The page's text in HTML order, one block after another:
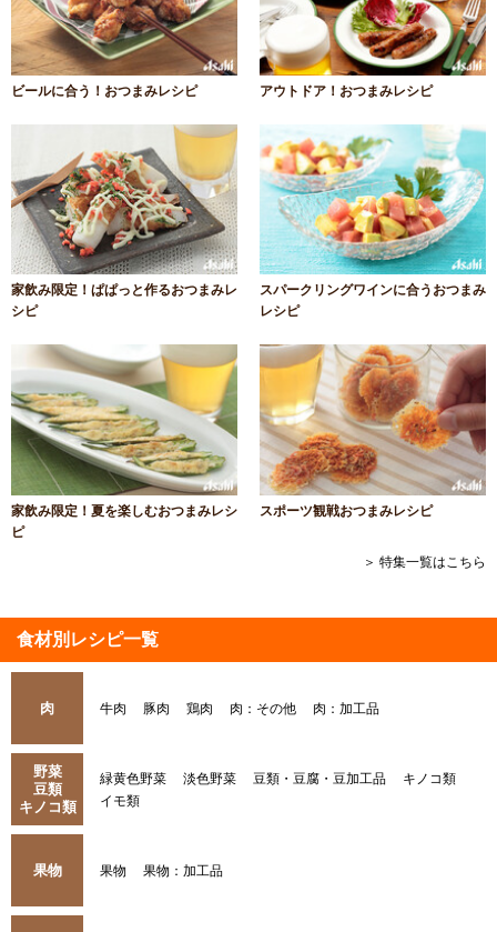
ビールに合う！おつまみレシピ アウトドア！おつまみレシピ
家飲み限定！ぱぱっと作るおつまみレ
シピ
スパークリングワインに合うおつまみ
レシピ
家飲み限定！夏を楽しむおつまみレシ
ピ
スポーツ観戦おつまみレシピ
＞ 特集一覧はこちら
食材別レシピ一覧
肉 牛肉 豚肉 鶏肉 肉：その他 肉：加工品
野菜
豆類
キノコ類
緑黄色野菜 淡色野菜 豆類・豆腐・豆加工品
キノコ類
イモ類
果物 果物 果物：加工品